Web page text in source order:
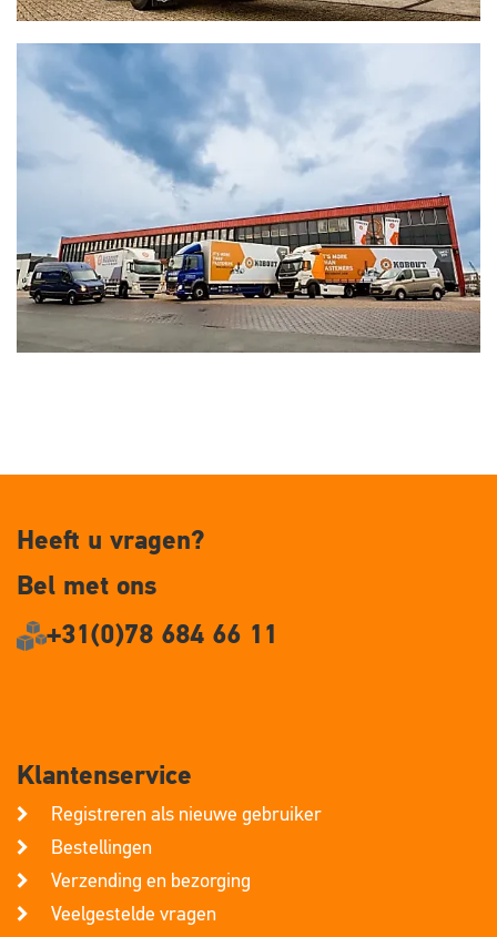
Heeft u vragen?
Bel met ons
+31(0)78 684 66 11
Klantenservice
Registreren als nieuwe gebruiker
Bestellingen
Verzending en bezorging
Veelgestelde vragen